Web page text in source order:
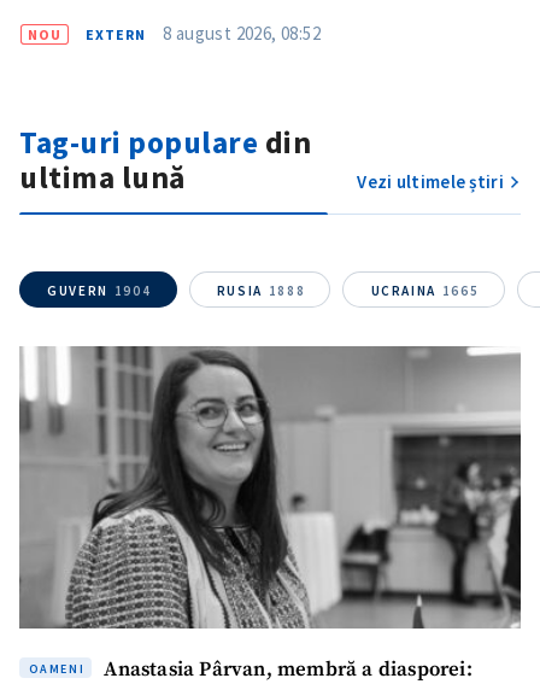
SUSȚINE
NOU EXTERN 8 august 2026, 08:52
Tag-uri populare din
ultima lună
Vezi ultimele știri
GUVERN 1904 RUSIA 1888 UCRAINA 1665
OAMENI
Anastasia Pârvan, membră a diasporei: